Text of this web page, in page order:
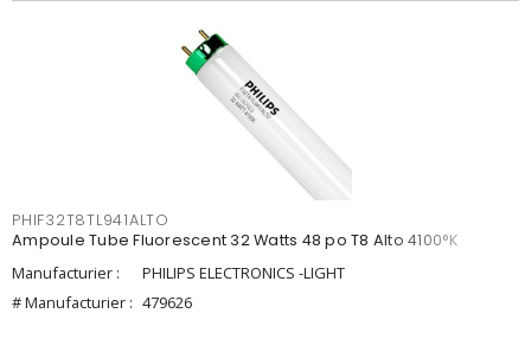
PHIF32T8TL941ALTO
Ampoule Tube Fluorescent 32 Watts 48 po T8 Alto 4100°K
Manufacturier :
PHILIPS ELECTRONICS -LIGHT
# Manufacturier : 479626